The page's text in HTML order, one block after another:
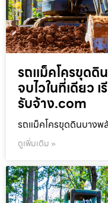
รถแม็คโครขุดดิ
จบไวในที่เดียว
รับจ้าง.com
รถแม็คโครขุดดินบาง
ดูเพิ่มเติม »